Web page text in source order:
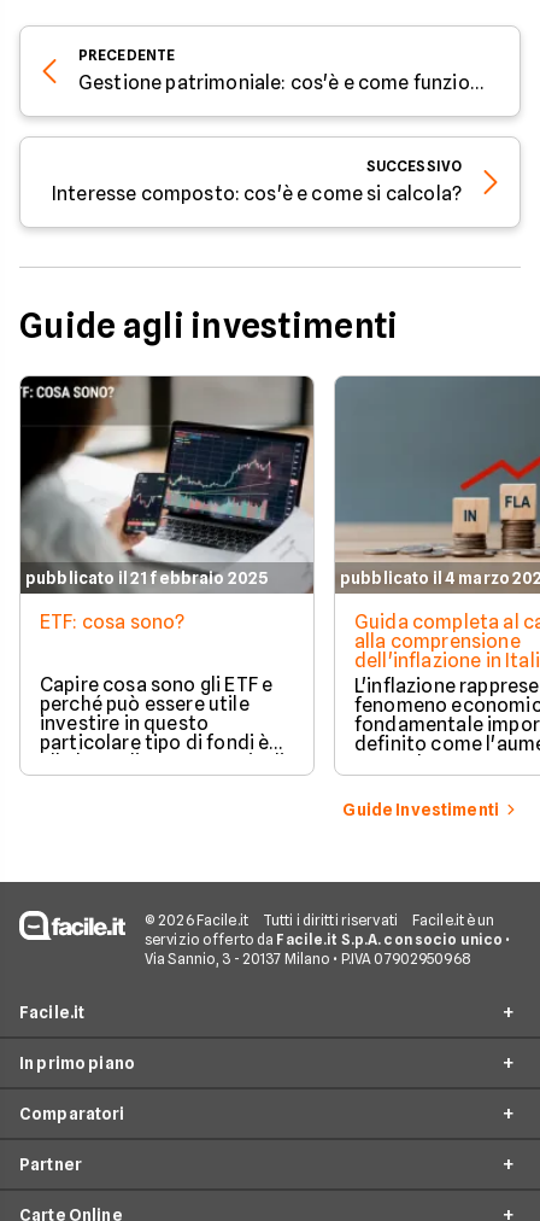
PRECEDENTE
Gestione patrimoniale: cos'è e come funziona?
SUCCESSIVO
Interesse composto: cos'è e come si calcola?
Guide agli investimenti
pubblicato il 21 febbraio 2025
ETF: cosa sono?
Capire cosa sono gli ETF e
perché può essere utile
investire in questo
particolare tipo di fondi è
alla base di una strategia di
investimento profittevole.
pubblicato il 4 marzo
Guida completa al
alla comprensione
dell'inflazione in
L'inflazione
fenomeno
fondamentale
definito come
generale e
prezzi dei beni e dei
in un'economia.
Guide Investimenti
© 2026 Facile.it Tutti i diritti riservati
Facile.it è un
servizio offerto da Facile.it S.p.A. con socio unico •
Via Sannio, 3 - 20137 Milano • P.IVA 07902950968
Facile.it
Assicurazioni
Prestiti
Mutui
In primo piano
Conto Online
Conto Corrente
Conto Deposito
Comparatori
Conto Corrente Zero Spese
Partner
Carte Online